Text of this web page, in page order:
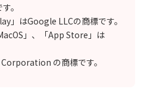
。
」はGoogle LLCの商標です。
」、「App Store」は
の商標です。